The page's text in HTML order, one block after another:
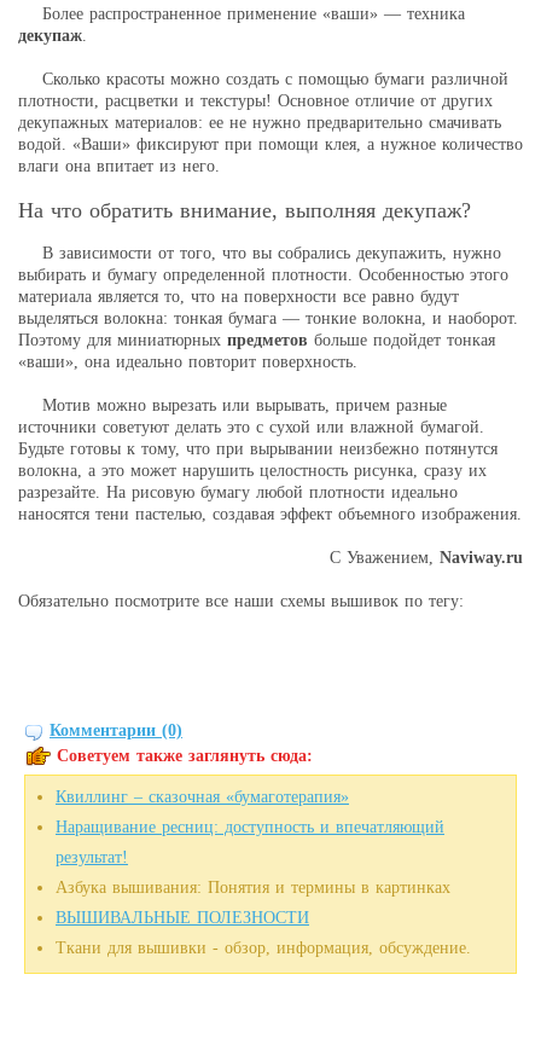
Более распространенное применение «ваши» — техника
декупаж
Сколько красоты можно создать с помощью бумаги различной
плотности, расцветки и текстуры! Основное отличие от других
декупажных материалов: ее не нужно предварительно смачивать
водой. «Ваши» фиксируют при помощи клея, а нужное количество
влаги она впитает из него.
На что обратить внимание, выполняя декупаж?
В зависимости от того, что вы собрались декупажить, нужно
выбирать и бумагу определенной плотности. Особенностью этого
материала является то, что на поверхности все равно будут
выделяться волокна: тонкая бумага — тонкие волокна, и наоборот.
Поэтому для миниатюрных предметов больше подойдет тонкая
«ваши», она идеально повторит поверхность.
Мотив можно вырезать или вырывать, причем разные
источники советуют делать это с сухой или влажной бумагой.
Будьте готовы к тому, что при вырывании неизбежно потянутся
волокна, а это может нарушить целостность рисунка, сразу их
разрезайте. На рисовую бумагу любой плотности идеально
наносятся тени пастелью, создавая эффект объемного изображения.
С Уважением, Naviway.ru
Обязательно посмотрите все наши схемы вышивок по тегу:
Комментарии (0)
Советуем также заглянуть сюда:
Квиллинг – сказочная «бумаготерапия»
Наращивание ресниц: доступность и впечатляющий
результат!
Азбука вышивания: Понятия и термины в картинках
ВЫШИВАЛЬНЫЕ ПОЛЕЗНОСТИ
Ткани для вышивки - обзор, информация, обсуждение.